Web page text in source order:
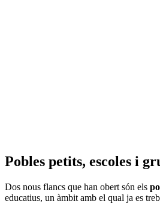
Pobles petits, escoles i
Dos nous flancs que han obert són els
educatius, un àmbit amb el qual ja es